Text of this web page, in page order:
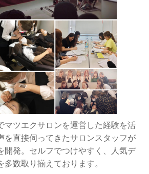
マツエクサロンを運営した経験を活
を直接伺ってきたサロンスタッフが
開発。セルフでつけやすく、人気デ
数取り揃えております。